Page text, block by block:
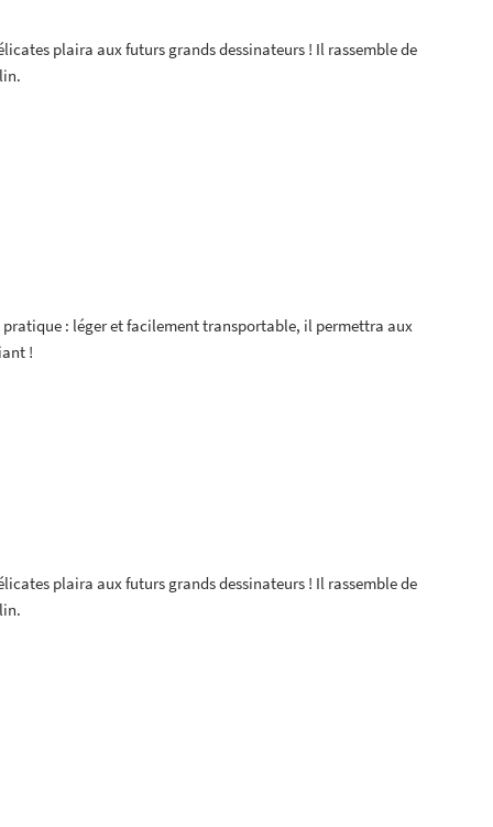
plaira aux futurs grands dessinateurs ! Il rassemble de
: léger et facilement transportable, il permettra aux
!
plaira aux futurs grands dessinateurs ! Il rassemble de